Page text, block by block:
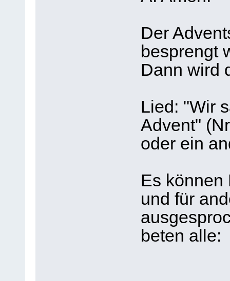
Der
besprengt
Dann wird
Lied: "Wir
Advent"
oder ein
Es können
und für
beten alle: